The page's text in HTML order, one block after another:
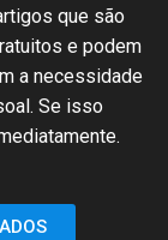
que são
e podem
a necessidade
Seisso
.